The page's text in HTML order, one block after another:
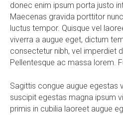
donec enim ipsum porta justo
Maecenas gravida porttitor
luctus tempor. Quisque vel
viverra a augue eget, dictum
consectetur nibh, vel imperdiet
Pellentesque ac massa lorem.
Sagittis congue augue egestas
suscipit egestas magna ipsum
primis in cubilia laoreet augue